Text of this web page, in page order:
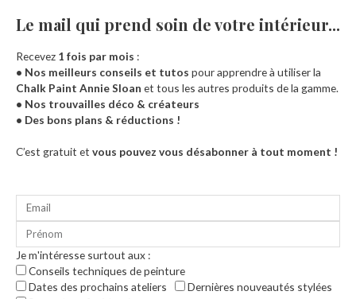
Accueil
Le mail qui prend soin de votre intérieur...​
Recevez 1 fois par mois :
• Nos meilleurs conseils et tutos pour apprendre à utiliser la
Chalk Paint Annie Sloan et tous les autres produits de la gamme.
• Nos trouvailles déco & créateurs
• Des bons plans & réductions !
C’est gratuit et vous pouvez vous désabonner à tout moment !
Je m'intéresse surtout aux :
Conseils techniques de peinture
Dates des prochains ateliers
Dernières nouveautés stylées